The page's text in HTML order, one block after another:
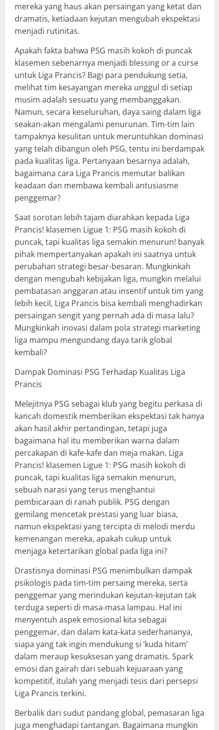
mereka yang haus akan persaingan yang ketat dan
dramatis, ketiadaan kejutan mengubah ekspektasi
menjadi rutinitas.
Apakah fakta bahwa PSG masih kokoh di puncak
klasemen sebenarnya menjadi blessing or a curse
untuk Liga Prancis? Bagi para pendukung setia,
melihat tim kesayangan mereka unggul di setiap
musim adalah sesuatu yang membanggakan.
Namun, secara keseluruhan, daya saing dalam liga
seakan-akan mengalami penurunan. Tim-tim lain
tampaknya kesulitan untuk meruntuhkan dominasi
yang telah dibangun oleh PSG, tentu ini berdampak
pada kualitas liga. Pertanyaan besarnya adalah,
bagaimana cara Liga Prancis memutar balikan
keadaan dan membawa kembali antusiasme
penggemar?
Saat sorotan lebih tajam diarahkan kepada Liga
Prancis! klasemen Ligue 1: PSG masih kokoh di
puncak, tapi kualitas liga semakin menurun! banyak
pihak mempertanyakan apakah ini saatnya untuk
perubahan strategi besar-besaran. Mungkinkah
dengan mengubah kebijakan liga, mungkin melalui
pembatasan anggaran atau insentif untuk tim yang
lebih kecil, Liga Prancis bisa kembali menghadirkan
persaingan sengit yang pernah ada di masa lalu?
Mungkinkah inovasi dalam pola strategi marketing
liga mampu mengundang daya tarik global
kembali?
Dampak Dominasi PSG Terhadap Kualitas Liga
Prancis
Melejitnya PSG sebagai klub yang begitu perkasa di
kancah domestik memberikan ekspektasi tak hanya
akan hasil akhir pertandingan, tetapi juga
bagaimana hal itu memberikan warna dalam
percakapan di kafe-kafe dan meja makan. Liga
Prancis! klasemen Ligue 1: PSG masih kokoh di
puncak, tapi kualitas liga semakin menurun,
sebuah narasi yang terus menghantui
pembicaraan di ranah publik. PSG dengan
gemilang mencetak prestasi yang luar biasa,
namun ekspektasi yang tercipta di melodi merdu
kemenangan mereka, apakah cukup untuk
menjaga ketertarikan global pada liga ini?
Drastisnya dominasi PSG menimbulkan dampak
psikologis pada tim-tim persaing mereka, serta
penggemar yang merindukan kejutan-kejutan tak
terduga seperti di masa-masa lampau. Hal ini
menyentuh aspek emosional kita sebagai
penggemar, dan dalam kata-kata sederhananya,
siapa yang tak ingin mendukung si ‘kuda hitam’
dalam meraup kesuksesan yang dramatis. Spark
emosi dan gairah dari sebuah kejuaraan yang
kompetitif, itulah yang menjadi tesis dari persepsi
Liga Prancis terkini.
Berbalik dari sudut pandang global, pemasaran liga
juga menghadapi tantangan. Bagaimana mungkin